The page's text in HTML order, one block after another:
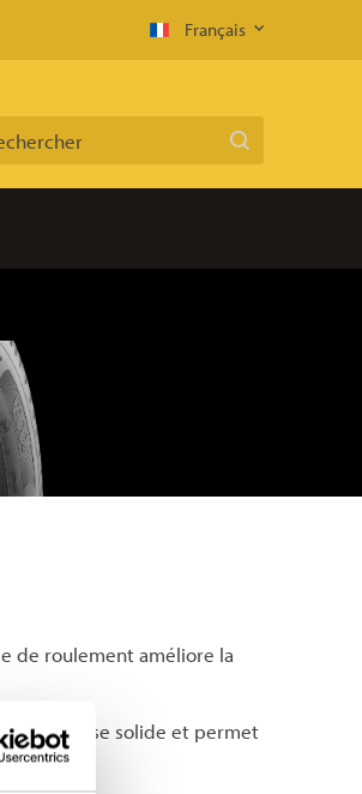
Français
de roulement améliore la
carcasse solide et permet